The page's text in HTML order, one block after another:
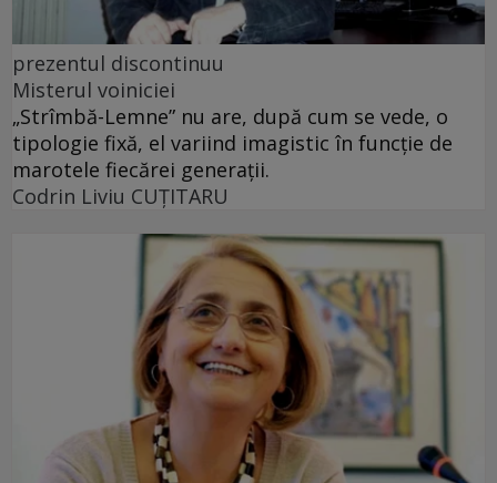
prezentul discontinuu
Misterul voiniciei
„Strîmbă-Lemne” nu are, după cum se vede, o
tipologie fixă, el variind imagistic în funcţie de
marotele fiecărei generaţii.
Codrin Liviu CUŢITARU